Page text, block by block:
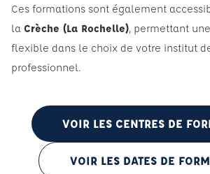
Ces formations sont également
la Crèche (La Rochelle), permettant
flexible dans le choix de votre institut
professionnel.
VOIR LES CENTRES DE
VOIR LES DATES DE